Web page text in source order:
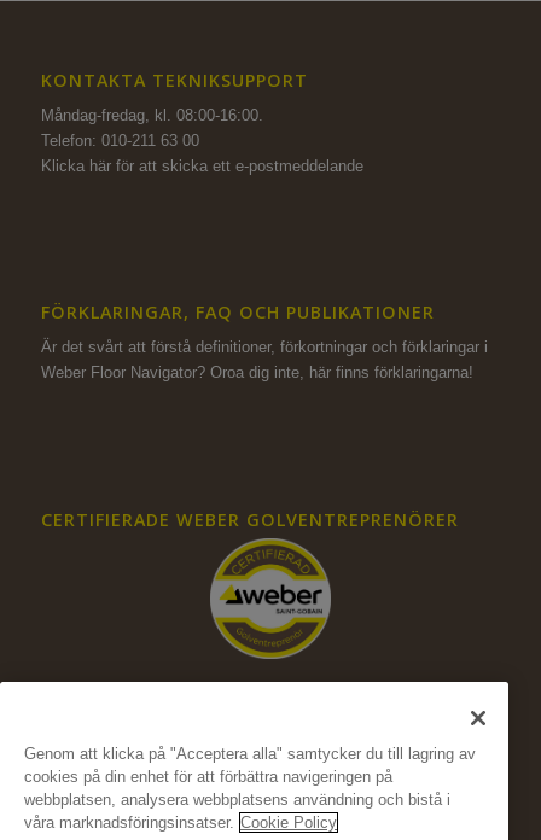
KONTAKTA TEKNIKSUPPORT
Måndag-fredag, kl. 08:00-16:00.
Telefon: 010-211 63 00
Klicka här för att skicka ett e-postmeddelande
FÖRKLARINGAR, FAQ OCH PUBLIKATIONER
Är det svårt att förstå definitioner, förkortningar och förklaringar i
Weber Floor Navigator? Oroa dig inte, här finns förklaringarna!
CERTIFIERADE WEBER GOLVENTREPRENÖRER
FÖLJ OSS PÅ SOCIALA MEDIER
Genom att klicka på "Acceptera alla" samtycker du till lagring av
cookies på din enhet för att förbättra navigeringen på
webbplatsen, analysera webbplatsens användning och bistå i
våra marknadsföringsinsatser. Cookie Policy